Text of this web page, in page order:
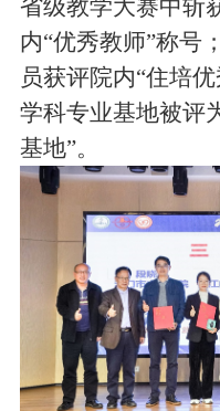
省级教学大赛中斩
内“优秀教师”称号
员获评院内“住培
学科专业基地被评
基地”。